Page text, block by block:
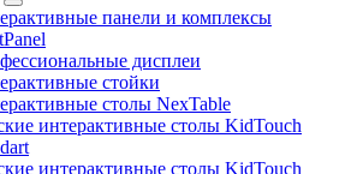
панели и комплексы
дисплеи
стойки
столы NexTable
интерактивные столы KidTouch
интерактивные столы KidTouch